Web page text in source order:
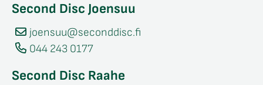
Second Disc Joensuu
joensuu@seconddisc.fi
044 243 0177
Second Disc Raahe